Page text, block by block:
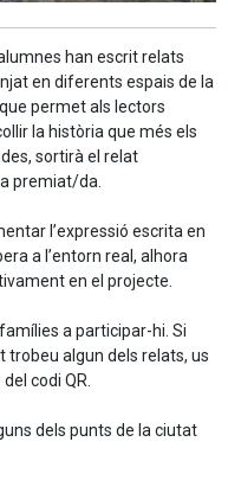
han escrit relats
en diferents espais de la
permet als lectors
la història que més els
sortirà el relat
premiat/da.
l’expressió escrita en
a l’entorn real, alhora
en el projecte.
a participar-hi. Si
trobeu algun dels relats, us
codi QR.
dels punts de la ciutat